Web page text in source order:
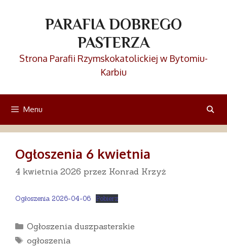
PARAFIA DOBREGO
PASTERZA
Strona Parafii Rzymskokatolickiej w Bytomiu-
Karbiu
Menu
Ogłoszenia 6 kwietnia
4 kwietnia 2026 przez Konrad Krzyż
Ogłoszenia 2026-04-06 Pobierz
Kategorie
Ogłoszenia duszpasterskie
Tagi
ogłoszenia